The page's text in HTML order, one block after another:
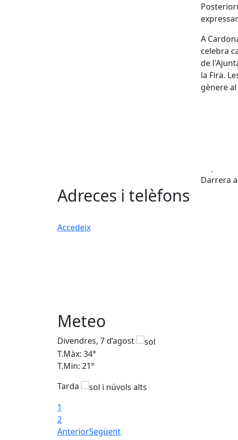
A
celebra
de
la Fira.
gènere
Darrera
Adreces i telèfons
Accedeix
Meteo
Divendres, 7 d’agost
T.Màx: 34°
T.Min: 21°
Tarda
1
2
AnteriorSegüent